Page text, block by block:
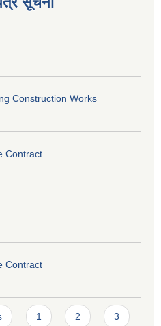
Construction Works
Contract
Contract
1 2 3